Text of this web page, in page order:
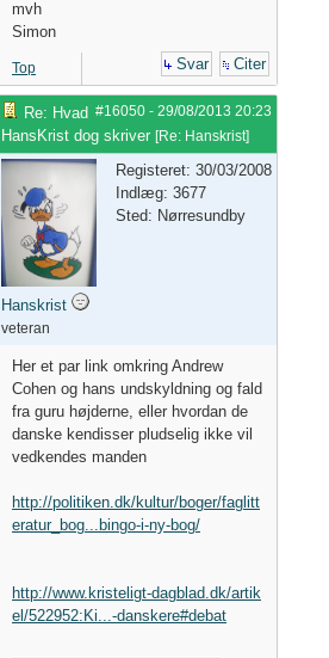
mvh
Simon
Top Svar Citer
#16050 - 29/08/2013 20:23
Re: Hvad
HansKrist dog skriver [Re: Hanskrist]
Hanskrist
veteran
Registeret: 30/03/2008
Indlæg: 3677
Sted: Nørresundby
Her et par link omkring Andrew
Cohen og hans undskyldning og fald
fra guru højderne, eller hvordan de
danske kendisser pludselig ikke vil
vedkendes manden
http://politiken.dk/kultur/boger/faglitt
eratur_bog...bingo-i-ny-bog/
http://www.kristeligt-dagblad.dk/artik
el/522952:Ki...-danskere#debat